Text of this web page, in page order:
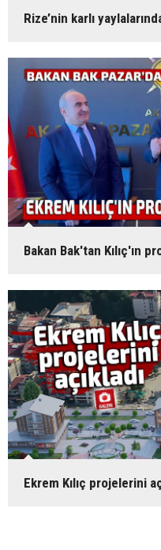
Rize’nin karlı
Bakan Bak'tan Kılıç'ın
Ekrem Kılıç projelerini